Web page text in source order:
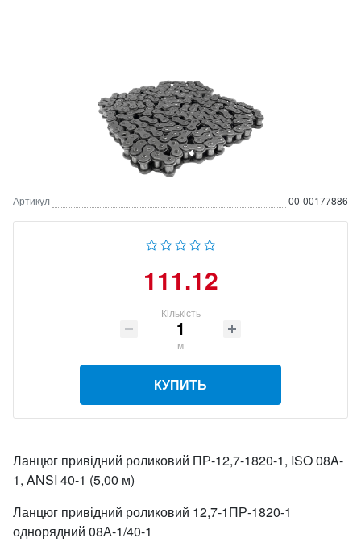
Артикул 00-00177886
111.12
Кількість
м
КУПИТЬ
Ланцюг привідний роликовий ПР-12,7-1820-1, ISO 08A-
1, ANSI 40-1 (5,00 м)
Ланцюг привідний роликовий 12,7-1ПР-1820-1
однорядний 08А-1/40-1